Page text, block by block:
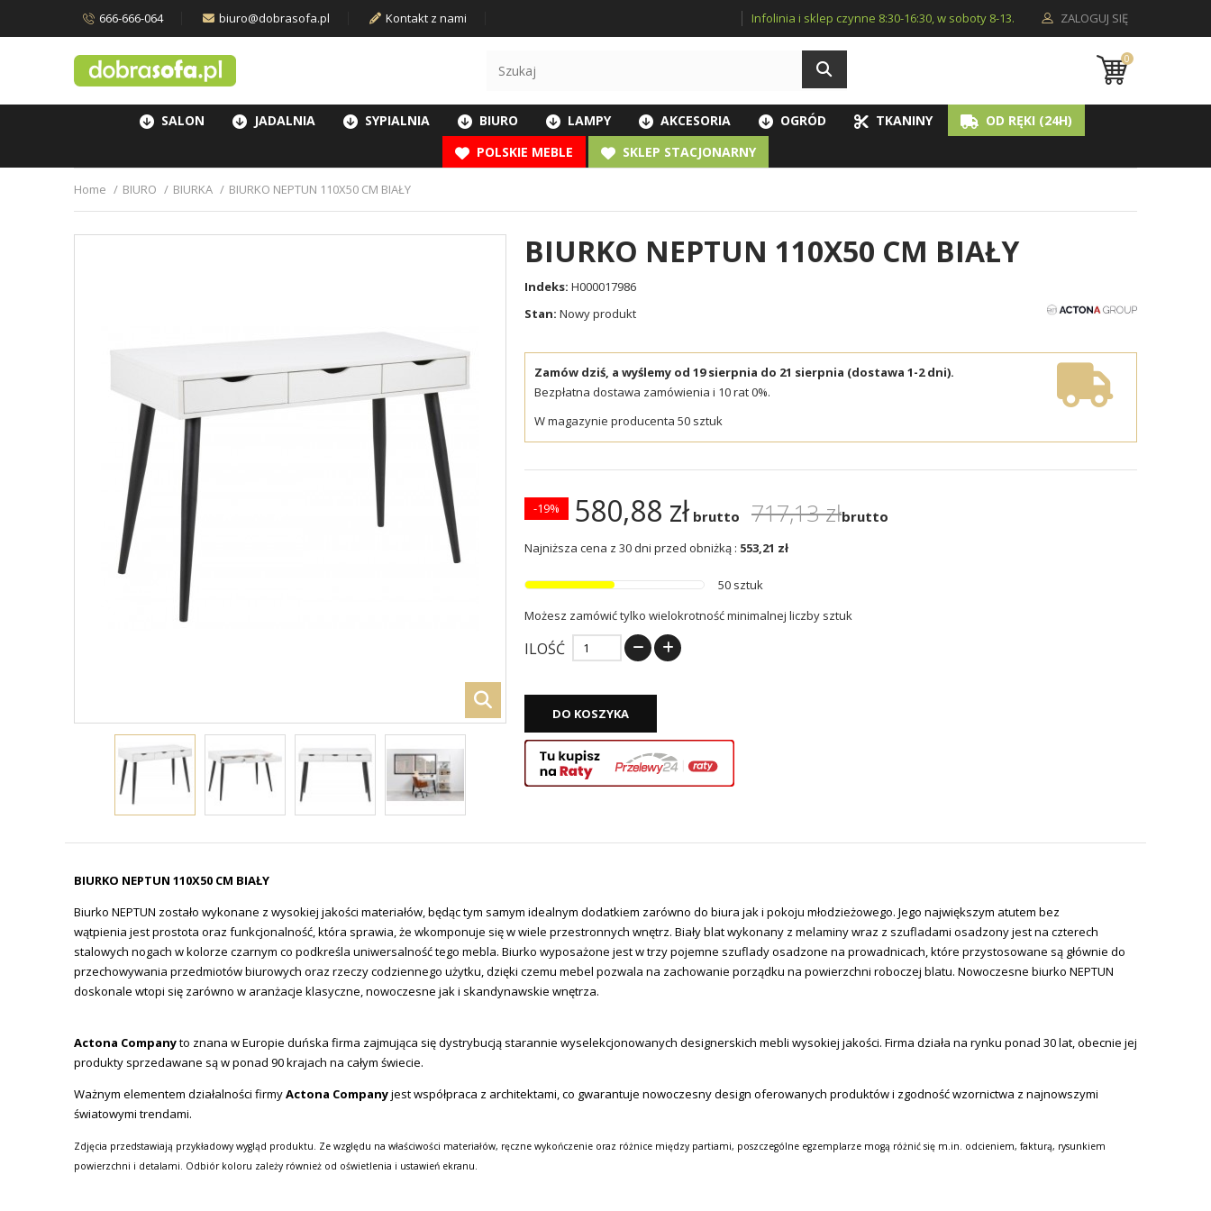
ZALOGUJ SIĘ
666-666-064 biuro@dobrasofa.pl Kontakt z nami Infolinia i sklep czynne 8:30-16:30, w soboty 8-13.
0
SALON JADALNIA SYPIALNIA BIURO LAMPY AKCESORIA OGRÓD TKANINY
OD RĘKI (24H)
POLSKIE MEBLE
SKLEP STACJONARNY
Home BIURO BIURKA BIURKO NEPTUN 110X50 CM BIAŁY
BIURKO NEPTUN 110X50 CM BIAŁY
Indeks: H000017986
Stan: Nowy produkt
Zamów dziś, a wyślemy od 19 sierpnia do 21 sierpnia (dostawa 1-2 dni).
Bezpłatna dostawa zamówienia i 10 rat 0%.
W magazynie producenta 50 sztuk
580,88 zł brutto 717,13 złbrutto
-19%
Najniższa cena z 30 dni przed obniżką : 553,21 zł
50 sztuk
Możesz zamówić tylko wielokrotność minimalnej liczby sztuk
ILOŚĆ
DO KOSZYKA
BIURKO NEPTUN 110X50 CM BIAŁY
Biurko NEPTUN zostało wykonane z wysokiej jakości materiałów, będąc tym samym idealnym dodatkiem zarówno do biura jak i pokoju młodzieżowego. Jego największym atutem bez
wątpienia jest prostota oraz funkcjonalność, która sprawia, że wkomponuje się w wiele przestronnych wnętrz. Biały blat wykonany z melaminy wraz z szufladami osadzony jest na czterech
stalowych nogach w kolorze czarnym co podkreśla uniwersalność tego mebla. Biurko wyposażone jest w trzypojemne szuflady osadzone na prowadnicach, które przystosowane są głównie do
przechowywania przedmiotów biurowych oraz rzeczy codziennego użytku, dzięki czemu mebel pozwala na zachowanie porządku na powierzchni roboczej blatu. Nowoczesne biurko NEPTUN
doskonale wtopi się zarówno w aranżacje klasyczne, nowoczesne jak i skandynawskie wnętrza.
Actona Companyto znana w Europie duńska firma zajmująca się dystrybucją starannie wyselekcjonowanych designerskich mebli wysokiej jakości. Firma działa na rynku ponad 30 lat, obecnie jej
produkty sprzedawane są w ponad 90 krajach na całym świecie.
Ważnym elementem działalności firmyActona Companyjest współpraca z architektami, co gwarantuje nowoczesny design oferowanych produktów i zgodność wzornictwa z najnowszymi
światowymi trendami.
Zdjęcia przedstawiają przykładowy wygląd produktu. Ze względu na właściwości materiałów, ręczne wykończenie oraz różnice między partiami, poszczególne egzemplarze mogą różnić się m.in. odcieniem, fakturą, rysunkiem
powierzchni i detalami. Odbiór koloru zależy również od oświetlenia i ustawień ekranu.